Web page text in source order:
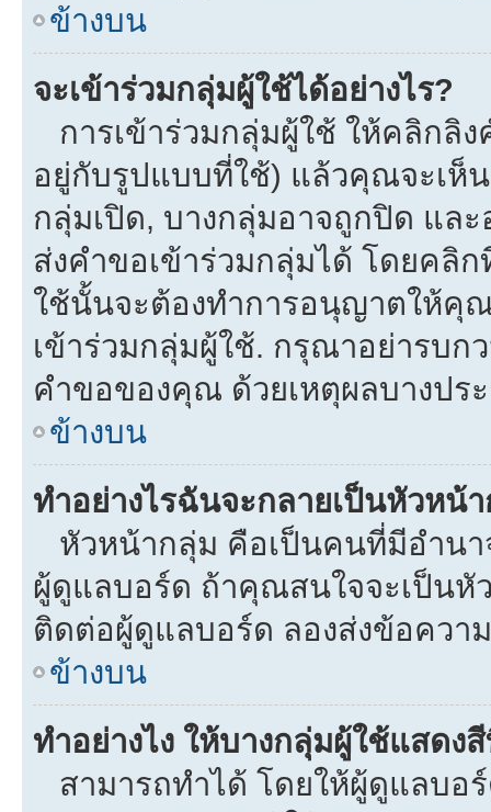
ข้างบน
จะเข้าร่วมกลุ่มผู้ใช้ได้อย่างไร?
การเข้าร่วมกลุ่มผู้ใช้ ให้คลิกลิ
อยู่กับรูปแบบที่ใช้) แล้วคุณจะเห็
กลุ่มเปิด, บางกลุ่มอาจถูกปิด แล
ส่งคำขอเข้าร่วมกลุ่มได้ โดยคลิ
ใช้นั้นจะต้องทำการอนุญาตให้คุณ
เข้าร่วมกลุ่มผู้ใช้. กรุณาอย่ารบก
คำขอของคุณ ด้วยเหตุผลบางปร
ข้างบน
ทำอย่างไรฉันจะกลายเป็นหัวหน้
หัวหน้ากลุ่ม คือเป็นคนที่มีอำนา
ผู้ดูแลบอร์ด ถ้าคุณสนใจจะเป็น
ติดต่อผู้ดูแลบอร์ด ลองส่งข้อควา
ข้างบน
ทำอย่างไง ให้บางกลุ่มผู้ใช้แสดง
สามารถทำได้ โดยให้ผู้ดูแลบอ